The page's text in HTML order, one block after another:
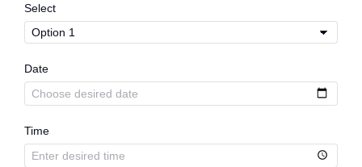
Select
Date
Time